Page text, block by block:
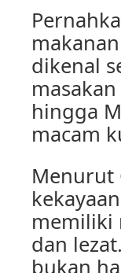
dikenal
hingga
macam
Menurut
memiliki
dan
bukan